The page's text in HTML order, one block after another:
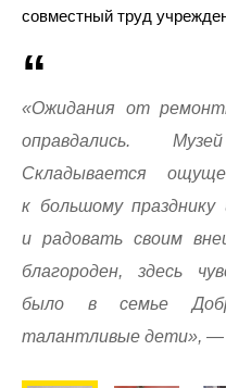
совместный труд
«Ожидания от
оправдались.
Складывается
к большому
и радовать своим
благороден, здесь
было в семье
талантливые дети», —